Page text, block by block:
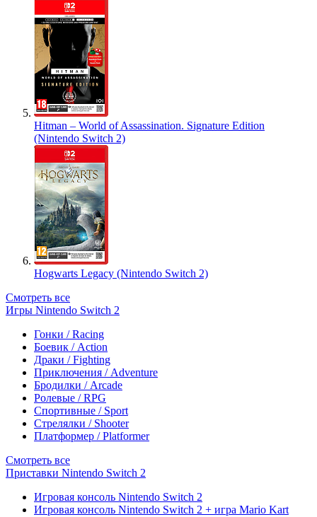
Hitman – World of Assassination. Signature Edition
(Nintendo Switch 2)
Hogwarts Legacy (Nintendo Switch 2)
Смотреть все
Игры Nintendo Switch 2
Гонки / Racing
Боевик / Action
Драки / Fighting
Приключения / Adventure
Бродилки / Arcade
Ролевые / RPG
Спортивные / Sport
Стрелялки / Shooter
Платформер / Platformer
Смотреть все
Приставки Nintendo Switch 2
Игровая консоль Nintendo Switch 2
Игровая консоль Nintendo Switch 2 + игра Mario Kart